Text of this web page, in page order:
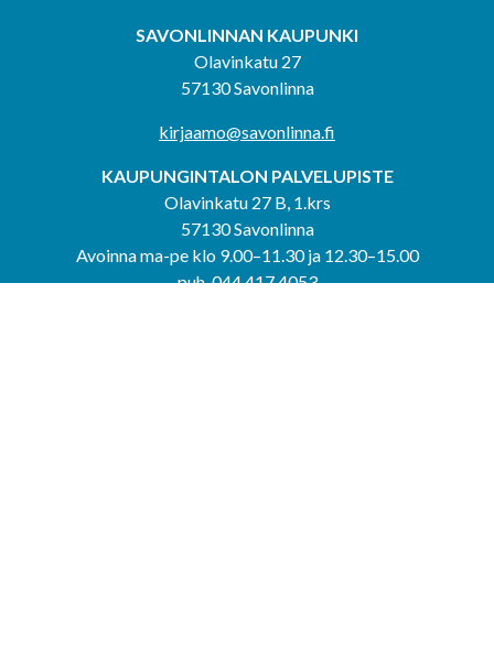
SAVONLINNAN KAUPUNKI
Olavinkatu 27
57130 Savonlinna
kirjaamo@savonlinna.fi
KAUPUNGINTALON PALVELUPISTE
Olavinkatu 27 B, 1.krs
57130 Savonlinna
Avoinna ma-pe klo 9.00–11.30 ja 12.30–15.00
puh. 044 417 4053